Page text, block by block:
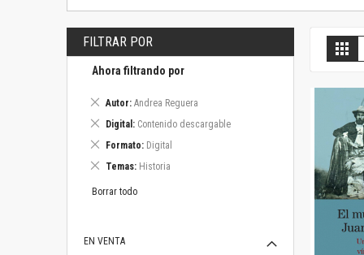
FILTRAR POR
Ahora filtrando por
Autor Andrea Reguera
Eliminar
artículo
Digital Contenido descargable
Eliminar
artículo
Formato Digital
Eliminar
artículo
Temas Historia
Eliminar
artículo
Borrar todo
EN VENTA